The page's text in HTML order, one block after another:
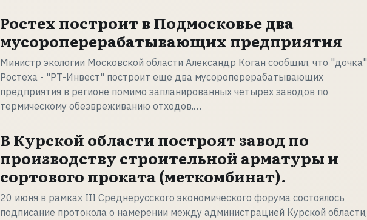
Ростех построит в Подмосковье два
мусороперерабатывающих предприятия
Министр экологии Московской области Александр Коган сообщил, что "дочка"
Ростеха - "РТ-Инвест" построит еще два мусороперерабатывающих
предприятия в регионе помимо запланированных четырех заводов по
термическому обезвреживанию отходов.…
В Курской области построят завод по
производству строительной арматуры и
сортового проката (меткомбинат).
20 июня в рамках III Среднерусского экономического форума состоялось
подписание протокола о намерении между администрацией Курской области,